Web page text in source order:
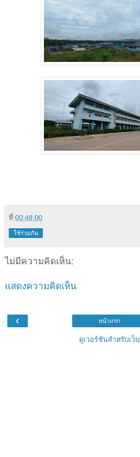
ที่ 00:48:00
ใช้ร่วมกัน
ไม่มีความคิดเห็น:
แสดงความคิดเห็น
‹ หน้าแรก
ดูเวอร์ชันสำหรับเว็บ